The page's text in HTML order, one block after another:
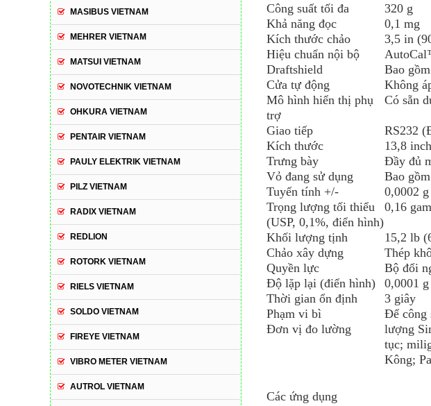
Công suất tối đa
320 g
Khả năng đọc
0,1 mg
Kích thước chảo
3,5 in
Hiệu chuẩn nội bộ
Draftshield
Bao gồm
Cửa tự động
Không
Mô hình hiển thị phụ
trợ
Có sẵn
Giao tiếp
RS232
Kích thước
13,8
Trưng bày
Đầy đủ
Vỏ đang sử dụng
Bao gồm
Tuyến tính +/-
0,0002 g
Trọng lượng tối thiểu
(USP, 0,1%, điển hình)
0,16 gam
Khối lượng tịnh
15,2 lb
Chảo xây dựng
Thép
Quyền lực
Bộ đổi
Độ lặp lại (điển hình)
0,0001 g
Thời gian ổn định
3 giây
Phạm vi bì
Để công
Đơn vị đo lường
lượng
tục;
Kông;
Các ứng dụng
MASIBUS VIETNAM
MEHRER VIETNAM
MATSUI VIETNAM
NOVOTECHNIK VIETNAM
OHKURA VIETNAM
PENTAIR VIETNAM
PAULY ELEKTRIK VIETNAM
PILZ VIETNAM
RADIX VIETNAM
REDLION
ROTORK VIETNAM
RIELS VIETNAM
SOLDO VIETNAM
FIREYE VIETNAM
VIBRO METER VIETNAM
AUTROL VIETNAM